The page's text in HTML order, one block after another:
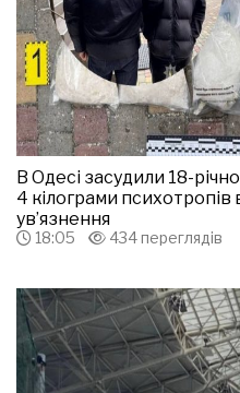
В Одесі засудили 18-
4 кілограми психотропів
ув’язнення
18:05 434 переглядів